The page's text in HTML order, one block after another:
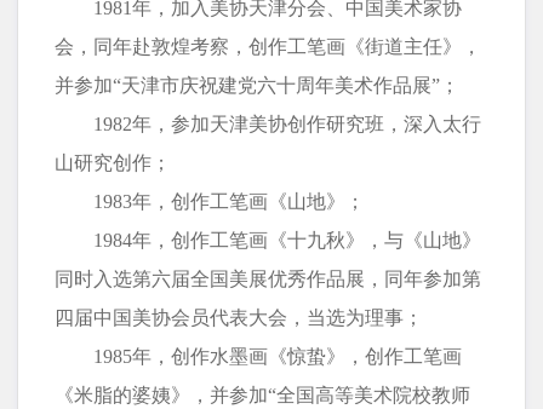
1981年，加入美协天津分会、中国美术家协
会，同年赴敦煌考察，创作工笔画《街道主任》，
并参加“天津市庆祝建党六十周年美术作品展”；
1982年，参加天津美协创作研究班，深入太行
山研究创作；
1983年，创作工笔画《山地》；
1984年，创作工笔画《十九秋》，与《山地》
同时入选第六届全国美展优秀作品展，同年参加第
四届中国美协会员代表大会，当选为理事；
1985年，创作水墨画《惊蛰》，创作工笔画
《米脂的婆姨》，并参加“全国高等美术院校教师